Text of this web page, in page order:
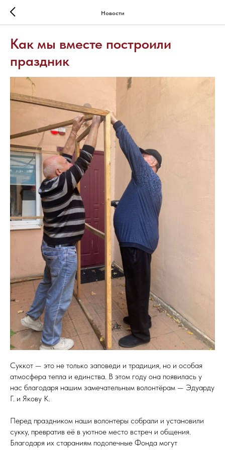
Новости
Как мы вместе построили
праздник
Суккот — это не только заповеди и традиция, но и особая
атмосфера тепла и единства. В этом году она появилась у
нас благодаря нашим замечательным волонтёрам — Эдуарду
Г. и Якову К.
Перед праздником наши волонтеры собрали и установили
сукку, превратив её в уютное место встреч и общения.
Благодаря их стараниям подопечные Фонда могут